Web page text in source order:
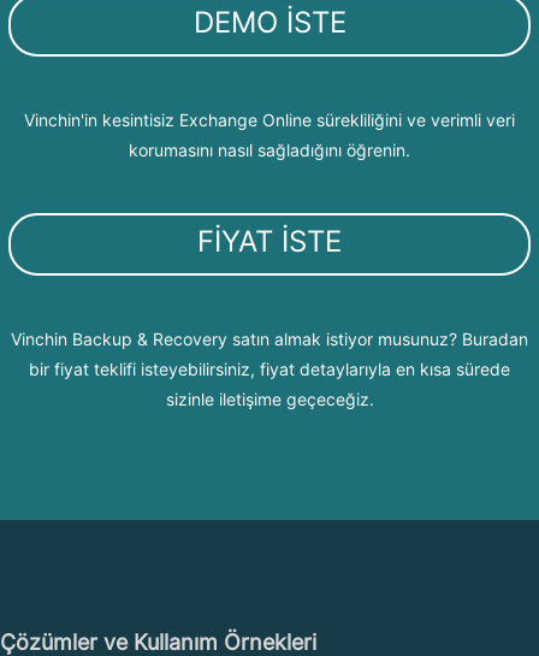
DEMO İSTE
Vinchin'in kesintisiz Exchange Online sürekliliğini ve verimli veri
korumasını nasıl sağladığını öğrenin.
FİYAT İSTE
Vinchin Backup & Recovery satın almak istiyor musunuz? Buradan
bir fiyat teklifi isteyebilirsiniz, fiyat detaylarıyla en kısa sürede
sizinle iletişime geçeceğiz.
Çözümler ve Kullanım Örnekleri